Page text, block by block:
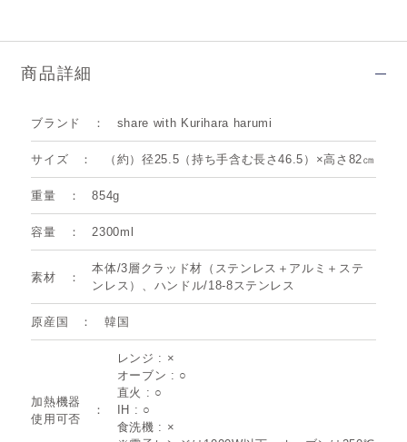
商品詳細
ブランド share with Kurihara harumi
サイズ （約）径25.5（持ち手含む長さ46.5）×高さ82㎝
重量 854g
容量 2300ml
素材
本体/3層クラッド材（ステンレス＋アルミ＋ステ
ンレス）、ハンドル/18-8ステンレス
原産国 韓国
加熱機器
使用可否
レンジ : ×
オーブン : ○
直火 : ○
IH : ○
食洗機 : ×